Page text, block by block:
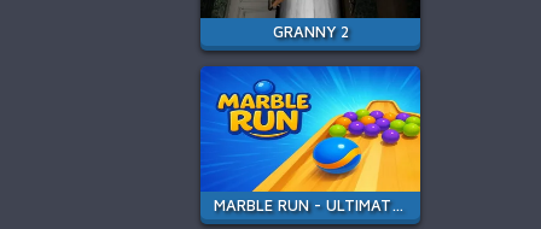
GRANNY 2
MARBLE RUN - ULTIMATE RACE!